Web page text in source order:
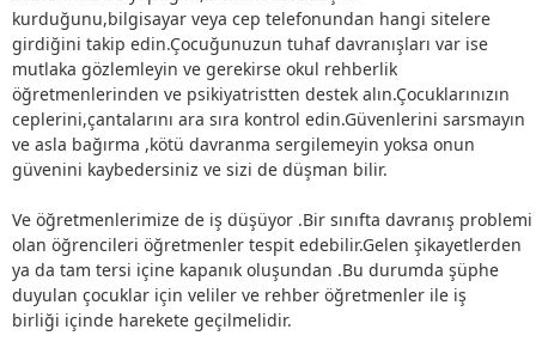
kurduğunu,bilgisayar veya cep telefonundan hangi sitelere
girdiğini takip edin.Çocuğunuzun tuhaf davranışları var ise
mutlaka gözlemleyin ve gerekirse okul rehberlik
öğretmenlerinden ve psikiyatristten destek alın.Çocuklarınızın
ceplerini,çantalarını ara sıra kontrol edin.Güvenlerini sarsmayın
ve asla bağırma ,kötü davranma sergilemeyin yoksa onun
güvenini kaybedersiniz ve sizi de düşman bilir.
Ve öğretmenlerimize de iş düşüyor .Bir sınıfta davranış problemi
olan öğrencileri öğretmenler tespit edebilir.Gelen şikayetlerden
ya da tam tersi içine kapanık oluşundan .Bu durumda şüphe
duyulan çocuklar için veliler ve rehber öğretmenler ile iş
birliği içinde harekete geçilmelidir.